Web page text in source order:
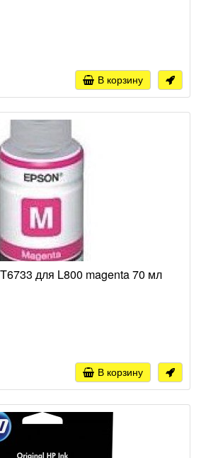
В корзину
для L800 magenta 70 мл
В корзину